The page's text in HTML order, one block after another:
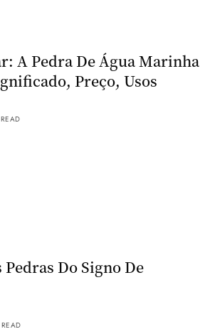
A Pedra De Água Marinha
Preço, Usos
Pedras Do Signo De